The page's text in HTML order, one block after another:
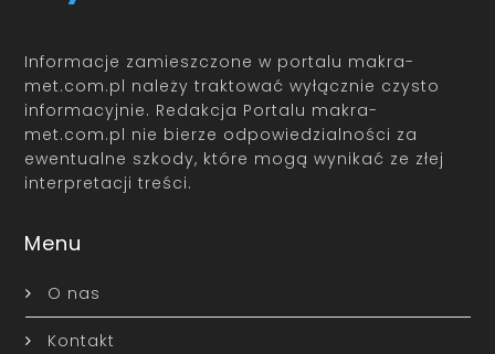
Informacje zamieszczone w portalu makra-
met.com.pl należy traktować wyłącznie czysto
informacyjnie. Redakcja Portalu makra-
met.com.pl nie bierze odpowiedzialności za
ewentualne szkody, które mogą wynikać ze złej
interpretacji treści.
Menu
O nas
Kontakt